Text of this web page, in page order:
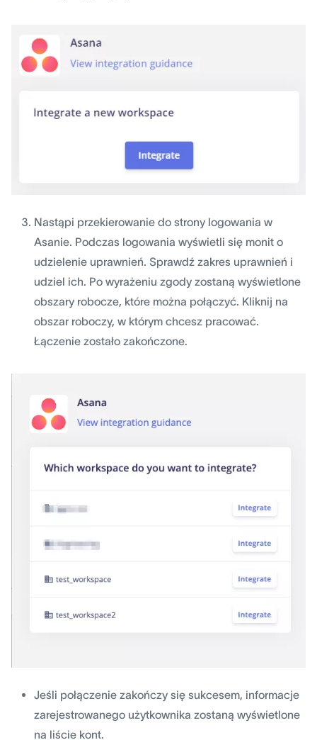
Nastąpi przekierowanie do strony logowania w
Asanie. Podczas logowania wyświetli się monit o
udzielenie uprawnień. Sprawdź zakres uprawnień i
udziel ich. Po wyrażeniu zgody zostaną wyświetlone
obszary robocze, które można połączyć. Kliknij na
obszar roboczy, w którym chcesz pracować.
Łączenie zostało zakończone.
Jeśli połączenie zakończy się sukcesem, informacje
zarejestrowanego użytkownika zostaną wyświetlone
na liście kont.